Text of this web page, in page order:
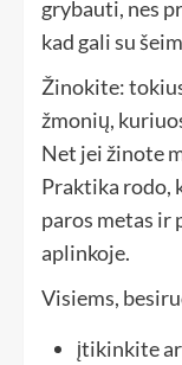
grybauti, nes
kad gali su
Žinokite:
žmonių,
Net jei žinote
Praktika rodo,
paros metas ir
aplinkoje.
Visiems,
įtikinkite